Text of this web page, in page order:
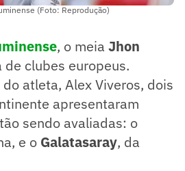
(Foto: Reprodução)
, o meia Jhon
de clubes europeus.
atleta, Alex Viveros, dois
apresentaram
sendo avaliadas: o
e o Galatasaray, da